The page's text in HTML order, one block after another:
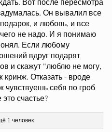
Он вывалил все
и любовь, и все
не надо. И я понимаю
Если любому
вдруг подарят
и скажут "люблю не могу,
кринж. Отказать - вроде
чувствуешь себя по гроб
счастье?
1 человек